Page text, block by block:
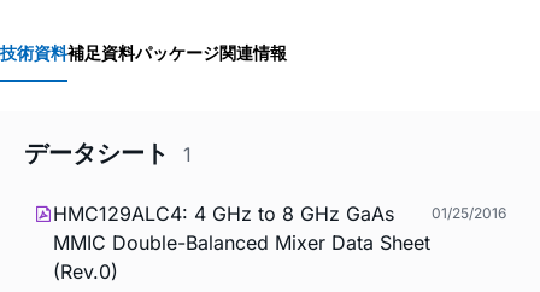
技術資料補足資料パッケージ関連情報
データシート 1
HMC129ALC4: 4 GHz to 8 GHz GaAs
MMIC Double-Balanced Mixer Data Sheet
(Rev.0)
01/25/2016